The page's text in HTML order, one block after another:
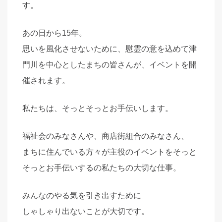
す。
あの日から15年。
思いを風化させないために、慰霊の意を込めて津
門川を中心としたまちの皆さんが、イベントを開
催されます。
私たちは、そっとそっとお手伝いします。
福祉会のみなさんや、商店街組合のみなさん、
まちに住んでいる方々が主役のイベントをそっと
そっとお手伝いするの私たちの大切な仕事。
みんなのやる気を引き出すために
しゃしゃり出ないことが大切です。